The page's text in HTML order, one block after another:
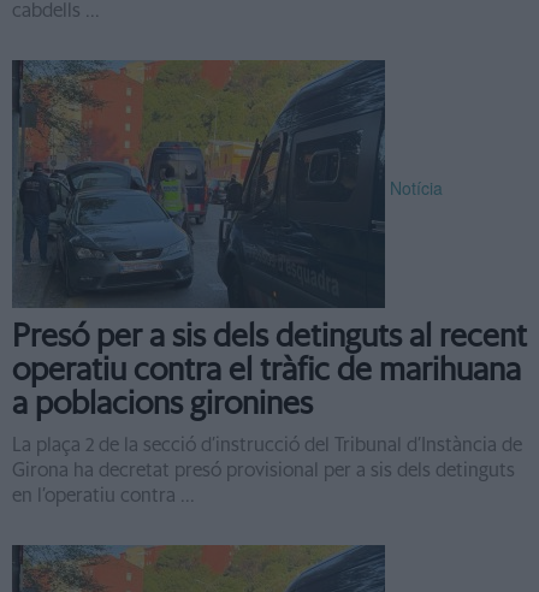
cabdells ...
Notícia
Presó per a sis dels detinguts al recent
operatiu contra el tràfic de marihuana
a poblacions gironines
La plaça 2 de la secció d’instrucció del Tribunal d’Instància de
Girona ha decretat presó provisional per a sis dels detinguts
en l’operatiu contra ...